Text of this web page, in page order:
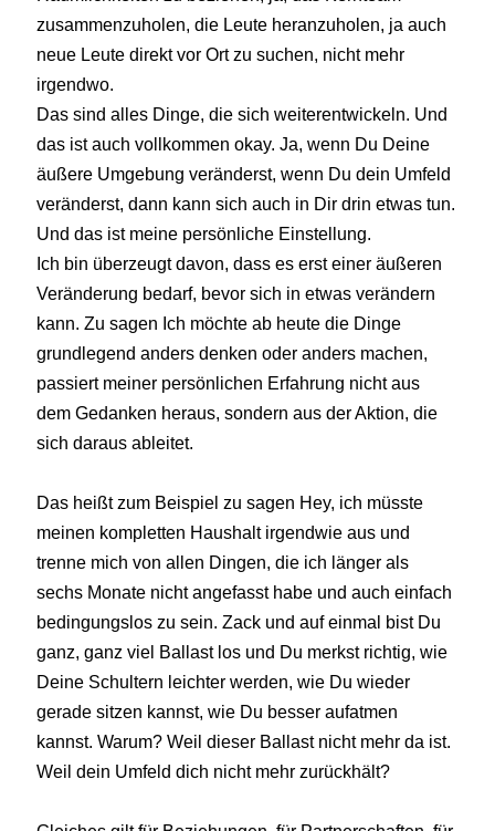
zusammenzuholen, die Leute heranzuholen, ja auch
neue Leute direkt vor Ort zu suchen, nicht mehr
irgendwo.
Das sind alles Dinge, die sich weiterentwickeln. Und
das ist auch vollkommen okay. Ja, wenn Du Deine
äußere Umgebung veränderst, wenn Du dein Umfeld
veränderst, dann kann sich auch in Dir drin etwas tun.
Und das ist meine persönliche Einstellung.
Ich bin überzeugt davon, dass es erst einer äußeren
Veränderung bedarf, bevor sich in etwas verändern
kann. Zu sagen Ich möchte ab heute die Dinge
grundlegend anders denken oder anders machen,
passiert meiner persönlichen Erfahrung nicht aus
dem Gedanken heraus, sondern aus der Aktion, die
sich daraus ableitet.
Das heißt zum Beispiel zu sagen Hey, ich müsste
meinen kompletten Haushalt irgendwie aus und
trenne mich von allen Dingen, die ich länger als
sechs Monate nicht angefasst habe und auch einfach
bedingungslos zu sein. Zack und auf einmal bist Du
ganz, ganz viel Ballast los und Du merkst richtig, wie
Deine Schultern leichter werden, wie Du wieder
gerade sitzen kannst, wie Du besser aufatmen
kannst. Warum? Weil dieser Ballast nicht mehr da ist.
Weil dein Umfeld dich nicht mehr zurückhält?